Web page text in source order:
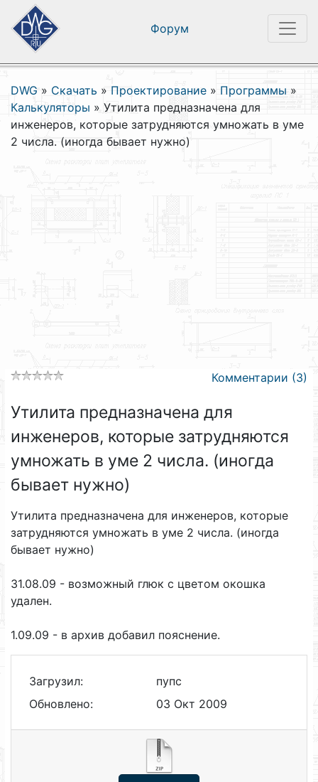
Форум
DWG » Скачать » Проектирование » Программы »
Калькуляторы » Утилита предназначена для
инженеров, которые затрудняются умножать в уме
2 числа. (иногда бывает нужно)
Комментарии (3)
Утилита предназначена для
инженеров, которые затрудняются
умножать в уме 2 числа. (иногда
бывает нужно)
Утилита предназначена для инженеров, которые
затрудняются умножать в уме 2 числа. (иногда
бывает нужно)
31.08.09 - возможный глюк с цветом окошка
удален.
1.09.09 - в архив добавил пояснение.
Загрузил:
пупс
Обновлено:
03 Окт 2009